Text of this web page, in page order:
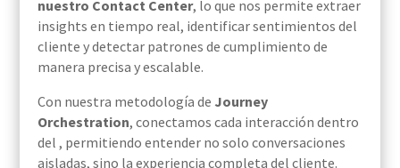
nuestro Contact Center, lo que nos permite extraer
insights en tiempo real, identificar sentimientos del
cliente y detectar patrones de cumplimiento de
manera precisa y escalable.
Con nuestra metodología de Journey
Orchestration, conectamos cada interacción dentro
del , permitiendo entender no solo conversaciones
aisladas, sino la experiencia completa del cliente.